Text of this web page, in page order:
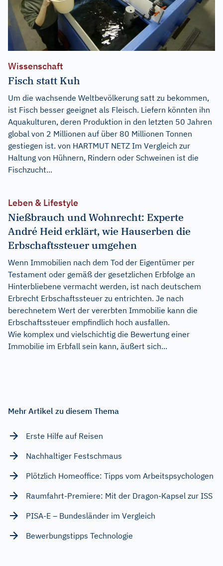
Wissenschaft
Fisch statt Kuh
Um die wachsende Weltbevölkerung satt zu bekommen,
ist Fisch besser geeignet als Fleisch. Liefern könnten ihn
Aquakulturen, deren Produktion in den letzten 50 Jahren
global von 2 Millionen auf über 80 Millionen Tonnen
gestiegen ist. von HARTMUT NETZ Im Vergleich zur
Haltung von Hühnern, Rindern oder Schweinen ist die
Fischzucht...
Leben & Lifestyle
Nießbrauch und Wohnrecht: Experte
André Heid erklärt, wie Hauserben die
Erbschaftssteuer umgehen
Wenn Immobilien nach dem Tod der Eigentümer per
Testament oder gemäß der gesetzlichen Erbfolge an
Hinterbliebene vermacht werden, ist nach deutschem
Erbrecht Erbschaftssteuer zu entrichten. Je nach
berechnetem Wert der vererbten Immobilie kann die
Erbschaftssteuer empfindlich hoch ausfallen.
Wie komplex und vielschichtig die Bewertung einer
Immobilie im Erbfall sein kann, äußert sich...
Mehr Artikel zu diesem Thema
Erste Hilfe auf Reisen
Nachhaltiger Festschmaus
Plötzlich Homeoffice: Tipps vom Arbeitspsychologen
Raumfahrt-Premiere: Mit der Dragon-Kapsel zur ISS
PISA-E – Bundesländer im Vergleich
Bewerbungstipps Technologie